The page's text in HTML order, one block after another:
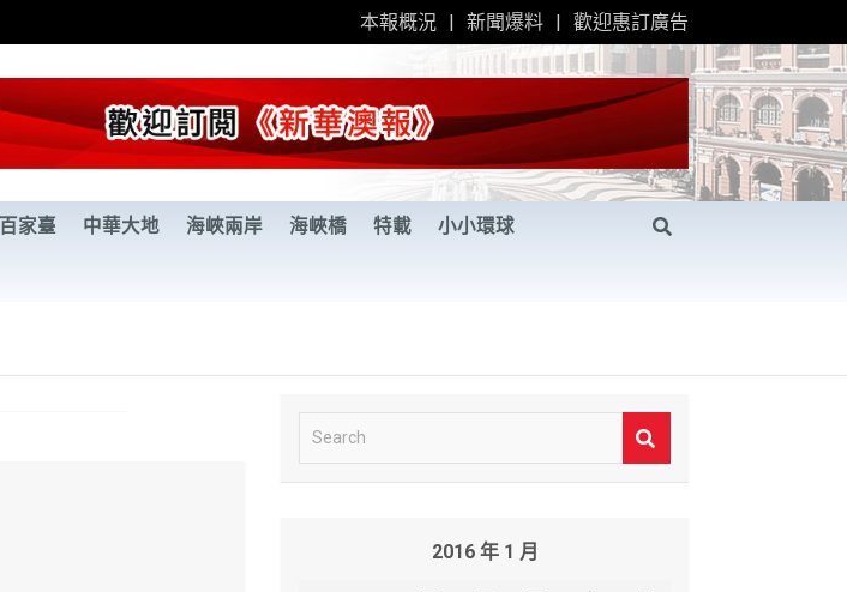
本報概況 新聞爆料 歡迎惠訂廣告
百家臺 中華大地 海峽兩岸 海峽橋 特載 小小環球
e
2016 年 1 月